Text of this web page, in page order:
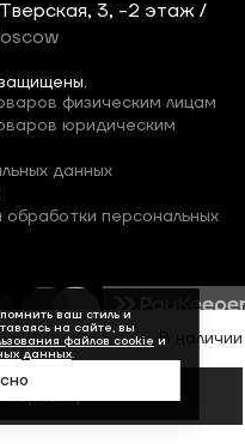
В наличии
3, -2 этаж /
физическим лицам
юридическим
данных
персональных
ваш стиль и
на сайте, вы
файлов cookie и
данных.